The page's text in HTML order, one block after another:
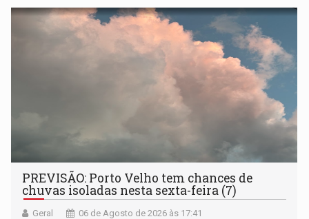
negras
PREVISÃO: Porto Velho tem chances de
chuvas isoladas nesta sexta-feira (7)
Geral 06 de Agosto de 2026 às 17:41